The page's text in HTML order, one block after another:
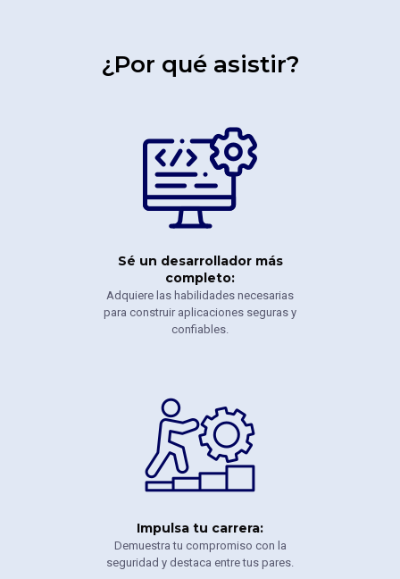
¿Por qué asistir?
Sé un desarrollador más
completo:
Adquiere las habilidades necesarias
para construir aplicaciones seguras y
confiables.
Impulsa tu carrera:
Demuestra tu compromiso con la
seguridad y destaca entre tus pares.